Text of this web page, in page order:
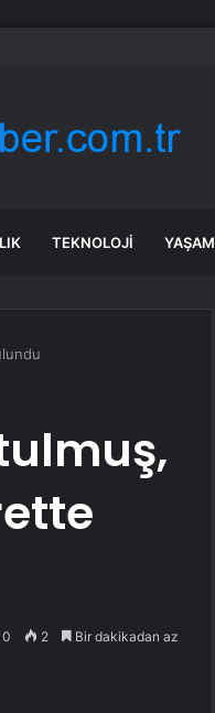
TEKNOLOJI YAŞAM
0 2 Bir dakikadan az